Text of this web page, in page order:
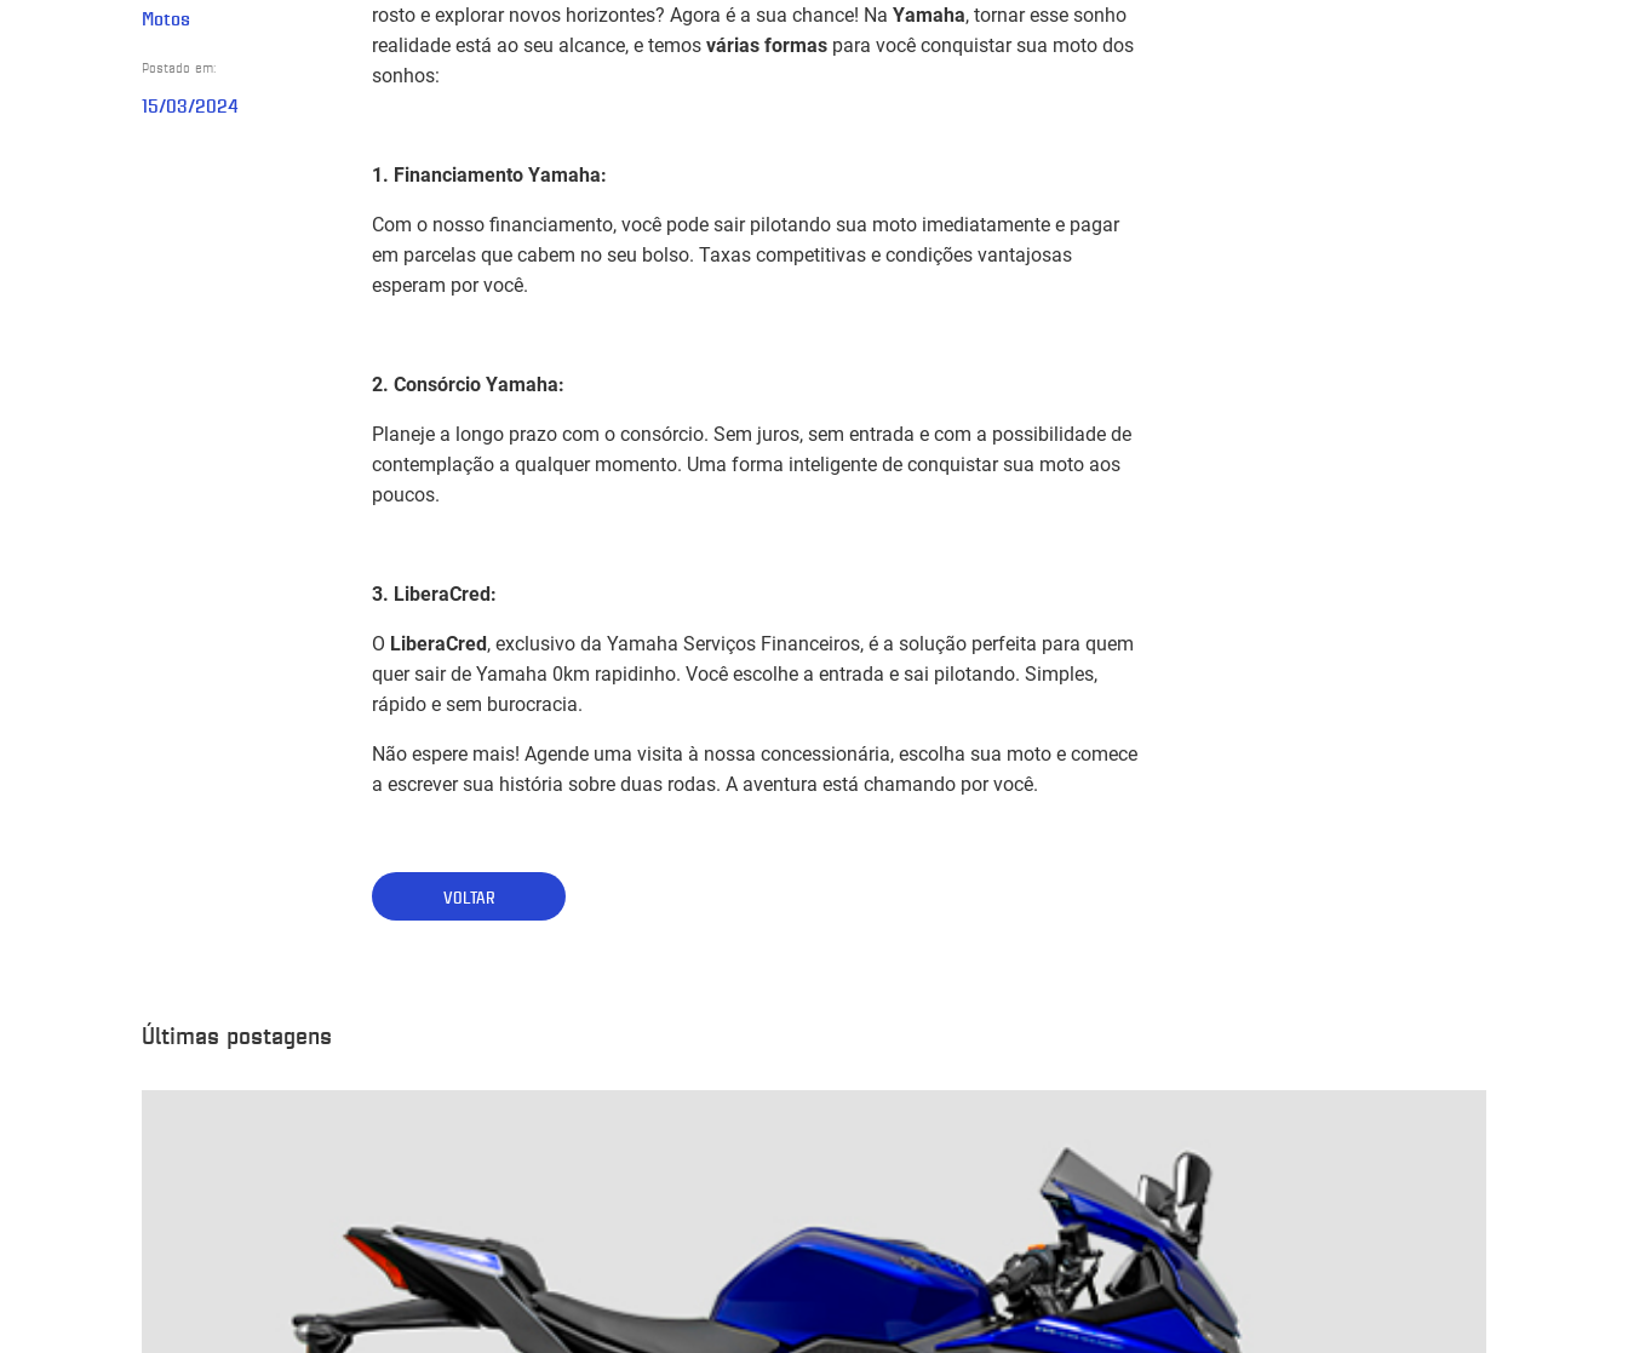
Motos
Postado em:
15/03/2024
rosto e explorar novos horizontes? Agora é a sua chance! Na Yamaha, tornar esse sonho
realidade está ao seu alcance, e temos várias formas para você conquistar sua moto dos
sonhos:
1. Financiamento Yamaha:
Com o nosso financiamento, você pode sair pilotando sua moto imediatamente e pagar
em parcelas que cabem no seu bolso. Taxas competitivas e condições vantajosas
esperam por você.
2. Consórcio Yamaha:
Planeje a longo prazo com o consórcio. Sem juros, sem entrada e com a possibilidade de
contemplação a qualquer momento. Uma forma inteligente de conquistar sua moto aos
poucos.
3. LiberaCred:
O LiberaCred, exclusivo da Yamaha Serviços Financeiros, é a solução perfeita para quem
quer sair de Yamaha 0km rapidinho. Você escolhe a entrada e sai pilotando. Simples,
rápido e sem burocracia.
Não espere mais! Agende uma visita à nossa concessionária, escolha sua moto e comece
a escrever sua história sobre duas rodas. A aventura está chamando por você.
VOLTAR
Últimas postagens